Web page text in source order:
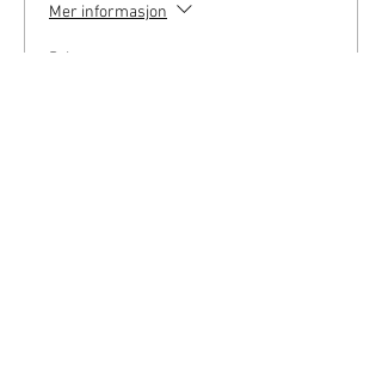
Mer informasjon
Pris